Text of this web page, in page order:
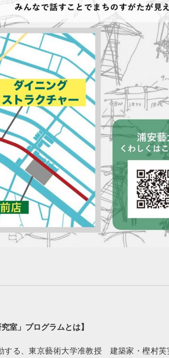
室 」プログラムとは】
する、東京藝術大学准教授 建築家・樫村